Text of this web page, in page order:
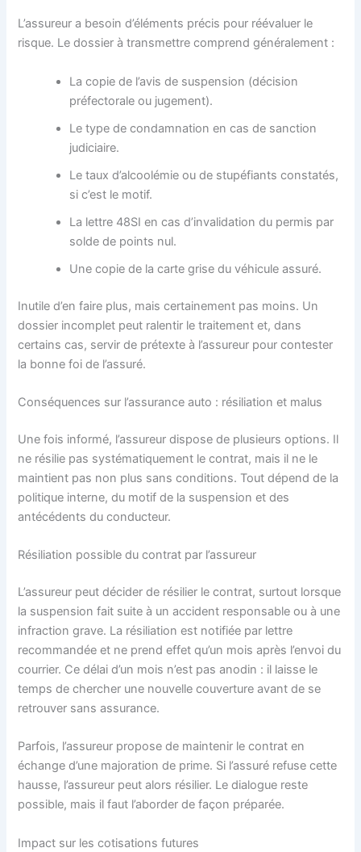
L’assureur a besoin d’éléments précis pour réévaluer le
risque. Le dossier à transmettre comprend généralement :
La copie de l’avis de suspension (décision
préfectorale ou jugement).
Le type de condamnation en cas de sanction
judiciaire.
Le taux d’alcoolémie ou de stupéfiants constatés,
si c’est le motif.
La lettre 48SI en cas d’invalidation du permis par
solde de points nul.
Une copie de la carte grise du véhicule assuré.
Inutile d’en faire plus, mais certainement pas moins. Un
dossier incomplet peut ralentir le traitement et, dans
certains cas, servir de prétexte à l’assureur pour contester
la bonne foi de l’assuré.
Conséquences sur l’assurance auto : résiliation et malus
Une fois informé, l’assureur dispose de plusieurs options. Il
ne résilie pas systématiquement le contrat, mais il ne le
maintient pas non plus sans conditions. Tout dépend de la
politique interne, du motif de la suspension et des
antécédents du conducteur.
Résiliation possible du contrat par l’assureur
L’assureur peut décider de résilier le contrat, surtout lorsque
la suspension fait suite à un accident responsable ou à une
infraction grave. La résiliation est notifiée par lettre
recommandée et ne prend effet qu’un mois après l’envoi du
courrier. Ce délai d’un mois n’est pas anodin : il laisse le
temps de chercher une nouvelle couverture avant de se
retrouver sans assurance.
Parfois, l’assureur propose de maintenir le contrat en
échange d’une majoration de prime. Si l’assuré refuse cette
hausse, l’assureur peut alors résilier. Le dialogue reste
possible, mais il faut l’aborder de façon préparée.
Impact sur les cotisations futures